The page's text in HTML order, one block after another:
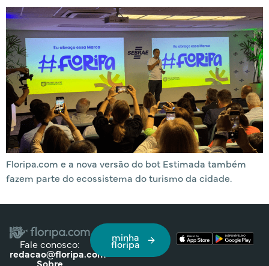
Floripa.com e a nova versão do bot Estimada também
fazem parte do ecossistema do turismo da cidade.
Fale conosco:
redacao@floripa.com
Sobre
minha
floripa